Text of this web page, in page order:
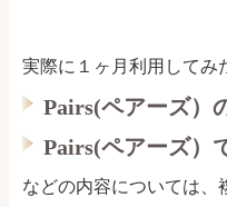
実際に１ヶ月利用してみ
Pairs(ペアーズ）
Pairs(ペアーズ）
などの内容については、